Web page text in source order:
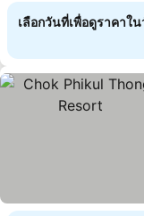
เลือกวันที่เพื่อดูราคาใ